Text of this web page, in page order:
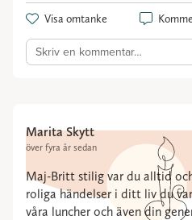
Visa omtanke
Skriv en kommentar…
Marita Skytt
över fyra år sedan
Maj-Britt stilig var du alltid
roliga händelser i ditt liv du
våra luncher och även din